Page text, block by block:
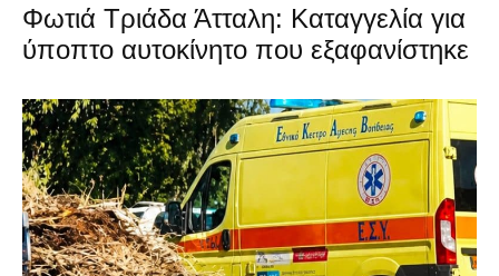
Φωτιά Τριάδα Άτταλη: Καταγγελία για
ύποπτο αυτοκίνητο που εξαφανίστηκε